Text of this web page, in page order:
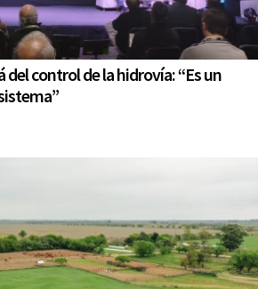
del control de la hidrovía: “Es un